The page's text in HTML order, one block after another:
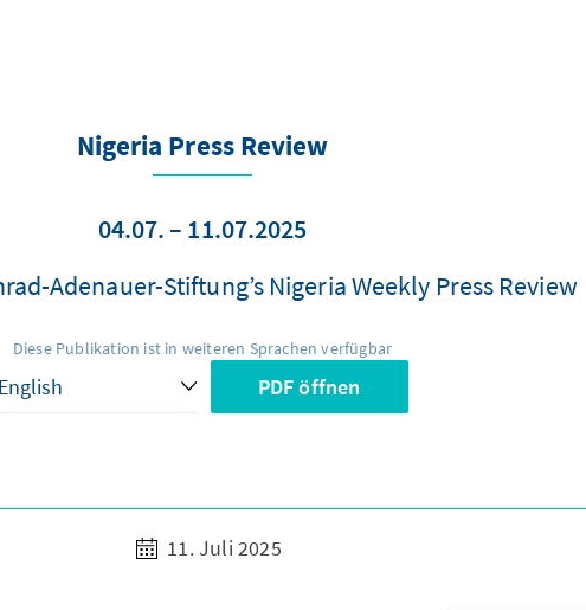
Nigeria Press Review
04.07. – 11.07.2025
Adenauer-Stiftung’s Nigeria Weekly Press Review
Diese Publikation ist in weiteren Sprachen verfügbar
PDF öffnen
11. Juli 2025